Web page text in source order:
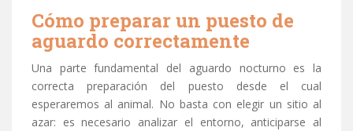
Cómo preparar un puesto de
aguardo correctamente
Una parte fundamental del aguardo nocturno es la
correcta preparación del puesto desde el cual
esperaremos al animal. No basta con elegir un sitio al
azar: es necesario analizar el entorno, anticiparse al